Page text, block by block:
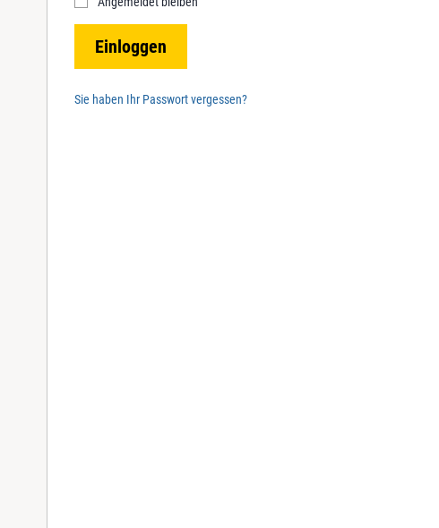
d
Einloggen
Sie haben Ihr Passwort vergessen?